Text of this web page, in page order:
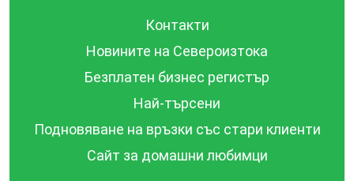
Контакти
Новините на Североизтока
Безплатен бизнес регистър
Най-търсени
Подновяване на връзки със стари клиенти
Сайт за домашни любимци